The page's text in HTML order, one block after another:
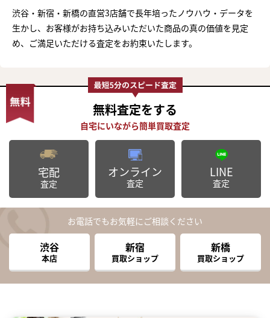
渋谷・新宿・新橋の直営3店舗で長年培ったノウハウ・データを
生かし、お客様がお持ち込みいただいた商品の真の価値を見定
め、ご満足いただける査定をお約束いたします。
無料査定をする
宅配
査定
オンライン
査定
LINE
査定
お電話でもお気軽にご相談ください
渋谷
本店
新宿
買取ショップ
新橋
買取ショップ